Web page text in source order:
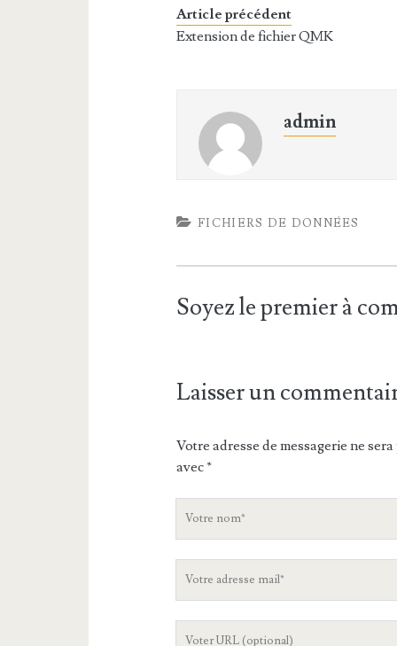
Article précédent
Extension de fichier QMK
admin
FICHIERS DE DONNÉES
Soyez le premier à
Laisser un
Votre adresse de messagerie ne
avec*
V
n
V
L